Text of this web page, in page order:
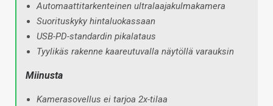
Automaattitarkenteinen ultralaajakulmakamera
Suorituskyky hintaluokassaan
USB-PD-standardin pikalataus
Tyylikäs rakenne kaareutuvalla näytöllä varauksin
Miinusta
Kamerasovellus ei tarjoa 2x-tilaa